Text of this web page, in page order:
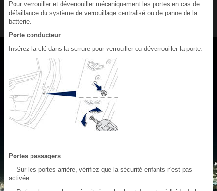
Pour verrouiller et déverrouiller mécaniquement les portes en cas de
défaillance du système de verrouillage centralisé ou de panne de la
batterie.
Porte conducteur
Insérez la clé dans la serrure pour verrouiller ou déverrouiller la porte.
Portes passagers
- Sur les portes arrière, vérifiez que la sécurité enfants n'est pas
activée.